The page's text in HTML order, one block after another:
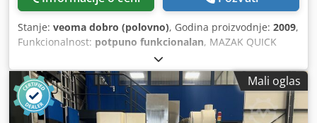
Stanje: veoma dobro (polovno), Godina proizvodnje: 2009,
Funkcionalnost: potpuno funkcionalan, MAZAK QUICK
TURN NEXUS 100-II MSY Maks. prečnik obrade: 280 mm
Maks. dužina obrade: 400 mm Maks. brzina obrtanja za
glodanje: 4.500 o/min Maks. brzina glavnog vretena: 6.000
o/min Maks. prečnik šipke: 42 mm Mašina je opremljena
sa: - CNC upravljačem Mazatrol Matrix - KITAGAWA
Mali oglas